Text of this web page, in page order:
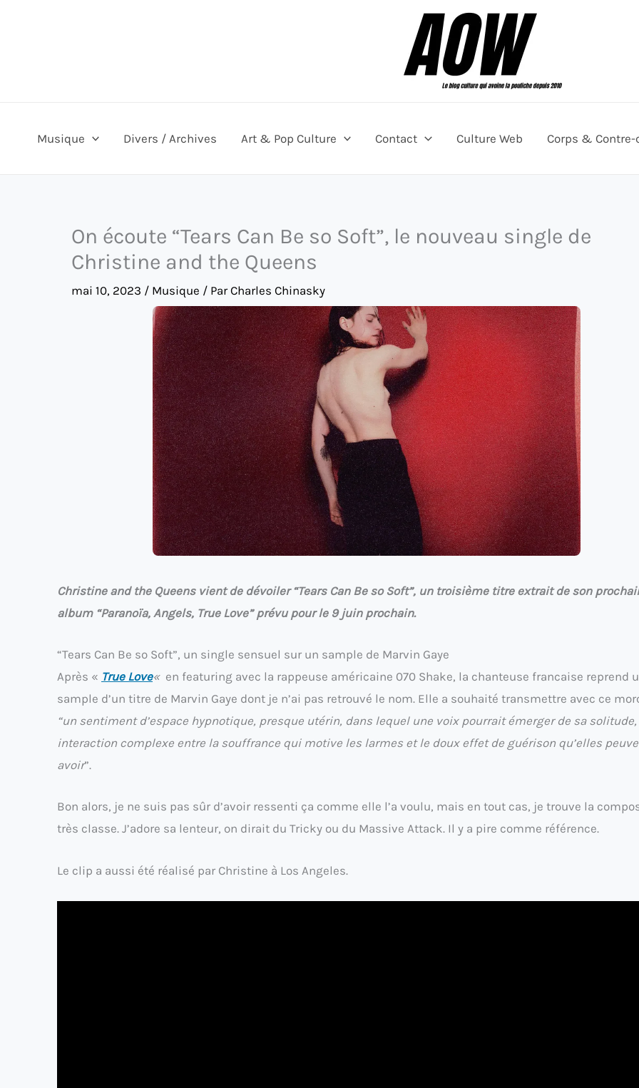
Musique Divers / Archives Art & Pop Culture Contact Culture Web Corps &
On écoute “Tears Can Be so Soft”, le nouveau single de
Christine and the Queens
mai 10, 2023 / Musique / ParCharles Chinasky
Christine and the Queens vient de dévoiler “Tears Can Be so Soft”, un troisième titre extrait de son
album “Paranoïa, Angels, True Love” prévu pour le 9 juin prochain.
“Tears Can Be so Soft”, un single sensuel sur un sample de Marvin Gaye
Après « True Love« en featuring avec la rappeuse américaine 070 Shake, la chanteuse francaise reprend
sample d’un titre de Marvin Gaye dont je n’ai pas retrouvé le nom. Elle a souhaité transmettre avec ce
“un sentiment d’espace hypnotique, presque utérin, dans lequel une voix pourrait émerger de sa
interaction complexe entre la souffrance qui motive les larmes et le doux effet de guérison qu’elles
avoir”.
Bon alors, je ne suis pas sûr d’avoir ressenti ça comme elle l’a voulu, mais en tout cas, je trouve la
très classe. J’adore sa lenteur, on dirait du Tricky ou du Massive Attack. Il y a pire comme référence.
Le clip a aussi été réalisé par Christine à Los Angeles.